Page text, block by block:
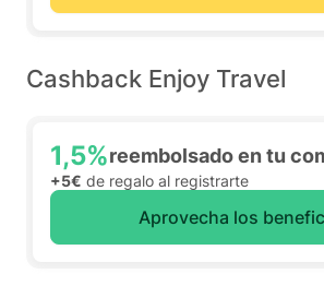
Cashback Enjoy Travel
1,5%reembolsado en tu
+5€ de regalo al registrarte
Aprovecha los